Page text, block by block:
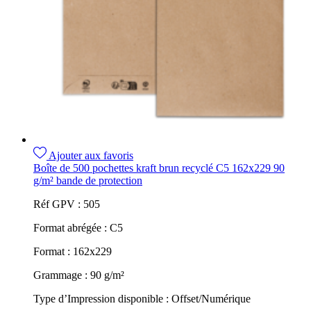
Ajouter aux favoris
Boîte de 500 pochettes kraft brun recyclé C5 162x229 90
g/m² bande de protection
Réf GPV : 505
Format abrégée : C5
Format : 162x229
Grammage : 90 g/m²
Type d’Impression disponible : Offset/Numérique